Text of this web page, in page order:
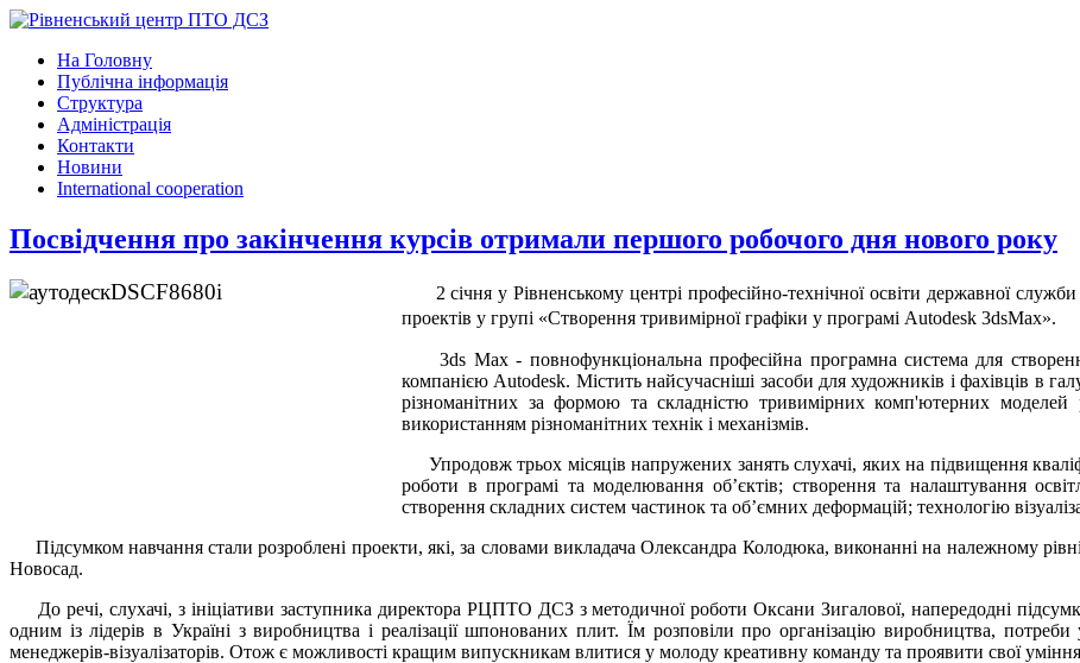
На Головну
Публічна інформація
Структура
Адміністрація
Контакти
Новини
International cooperation
Посвідчення про закінчення курсів отримали першого робочого дня нового року
2 січня у Рівненському центрі професійно-технічної освіти державної
проектів у групі «Створення тривимірної графіки у програмі Autodesk 3dsMax».
3ds Max - повнофункціональна професійна програмна система для
компанією Autodesk. Містить найсучасніші засоби для художників і фахівців в
різноманітних за формою та складністю тривимірних комп'ютерних
використанням різноманітних технік і механізмів.
Упродовж трьох місяців напружених занять слухачі, яких на підвищення
роботи в програмі та моделювання об’єктів; створення та налаштування
створення складних систем частинок та об’ємних деформацій; технологію
Підсумком навчання стали розроблені проекти, які, за словами викладача Олександра Колодюка, виконанні на належному
Новосад.
До речі, слухачі, з ініціативи заступника директора РЦПТО ДСЗ з методичної роботи Оксани Зигалової, напередодні
одним із лідерів в Україні з виробництва і реалізації шпонованих плит. Їм розповіли про організацію виробництва,
менеджерів-візуалізаторів. Отож є можливості кращим випускникам влитися у молоду креативну команду та проявити свої